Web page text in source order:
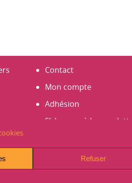
Refuser
Contact
Mon compte
Adhésion
S’abonner à la newsletter